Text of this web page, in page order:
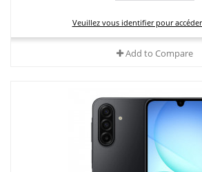
Veuillez vous identifier pour
Add to Compare